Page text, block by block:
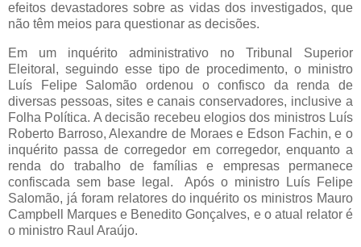
efeitos devastadores sobre as vidas dos investigados, que
não têm meios para questionar as decisões.
Em um inquérito administrativo no Tribunal Superior
Eleitoral, seguindo esse tipo de procedimento, o ministro
Luís Felipe Salomão ordenou o confisco da renda de
diversas pessoas, sites e canais conservadores, inclusive a
Folha Política. A decisão recebeu elogios dos ministros Luís
Roberto Barroso, Alexandre de Moraes e Edson Fachin, e o
inquérito passa de corregedor em corregedor, enquanto a
renda do trabalho de famílias e empresas permanece
confiscada sem base legal. Após o ministro Luís Felipe
Salomão, já foram relatores do inquérito os ministros Mauro
Campbell Marques e Benedito Gonçalves, e o atual relator é
o ministro Raul Araújo.